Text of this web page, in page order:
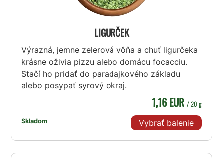
LIGURČEK
Výrazná, jemne zelerová vôňa a chuť ligurčeka
krásne oživia pizzu alebo domácu focacciu.
Stačí ho pridať do paradajkového základu
alebo posypať syrový okraj.
Skladom
1,16 EUR / 20 g
Vybrať balenie